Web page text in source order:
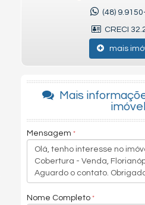
(48)
CRECI
mais
Mais
imóvel
Mensagem
Nome Completo